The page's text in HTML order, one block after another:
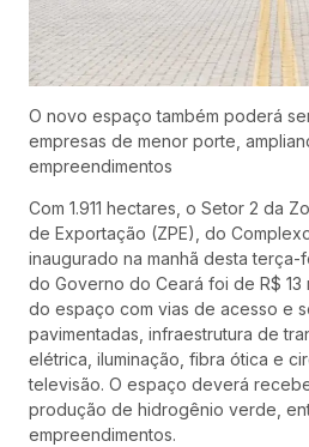
O novo espaço também poderá
empresas de menor porte,
empreendimentos
Com 1.911 hectares, o Setor 2 da
de Exportação (ZPE), do
inaugurado na manhã desta terça-
do Governo do Ceará foi de R$ 13
do espaço com vias de acesso e
pavimentadas, infraestrutura de
elétrica, iluminação, fibra ótica e
televisão. O espaço deverá
produção de hidrogênio verde,
empreendimentos.